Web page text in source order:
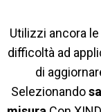
Utilizzi ancora
difficoltà ad
di
Selezionando